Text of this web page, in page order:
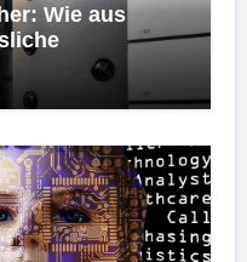
Wie aus